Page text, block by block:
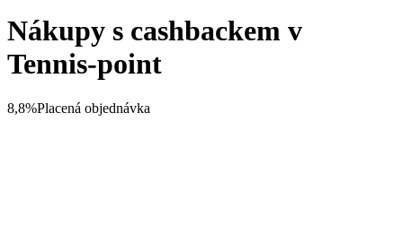
Nákupy s cashbackem v
Tennis-point
8,8%Placená objednávka